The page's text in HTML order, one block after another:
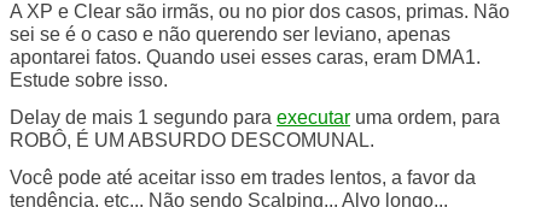
A XP e Clear são irmãs, ou no pior dos casos, primas. Não
sei se é o caso e não querendo ser leviano, apenas
apontarei fatos. Quando usei esses caras, eram DMA1.
Estude sobre isso.
Delay de mais 1 segundo para executar uma ordem, para
ROBÔ, É UM ABSURDO DESCOMUNAL.
Você pode até aceitar isso em trades lentos, a favor da
tendência, etc... Não sendo Scalping... Alvo longo...